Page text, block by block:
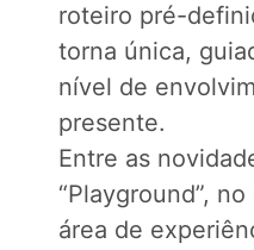
roteiro pré-
torna única,
nível de
presente.
Entre as
“Playground”,
área de